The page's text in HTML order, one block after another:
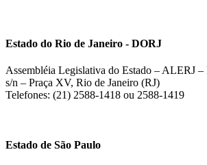
Estado do Rio de Janeiro - DORJ
Assembléia Legislativa do Estado – ALERJ
s/n – Praça XV, Rio de Janeiro (RJ)
Telefones: (21) 2588-1418 ou 2588-1419
Estado de São Paulo